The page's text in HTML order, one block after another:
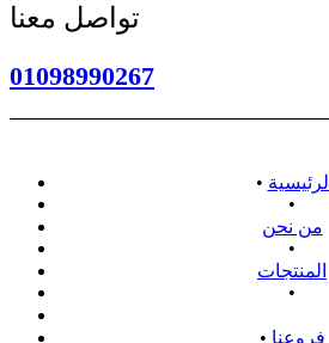
تواصل معنا
01098990267
• الرئيسية
•
من نحن
•
المنتجات
•
• فروعنا